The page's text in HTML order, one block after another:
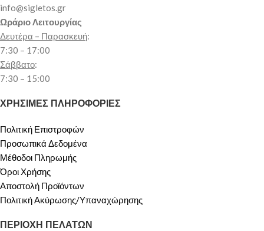
info@sigletos.gr
Ωράριο Λειτουργίας
Δευτέρα – Παρασκευή:
7:30 – 17:00
Σάββατο:
7:30 – 15:00
ΧΡΗΣΙΜΕΣ ΠΛΗΡΟΦΟΡΙΕΣ
Πολιτική Επιστροφών
Προσωπικά Δεδομένα
Μέθοδοι Πληρωμής
Όροι Χρήσης
Αποστολή Προϊόντων
Πολιτική Ακύρωσης/Υπαναχώρησης
ΠΕΡΙΟΧΗ ΠΕΛΑΤΩΝ